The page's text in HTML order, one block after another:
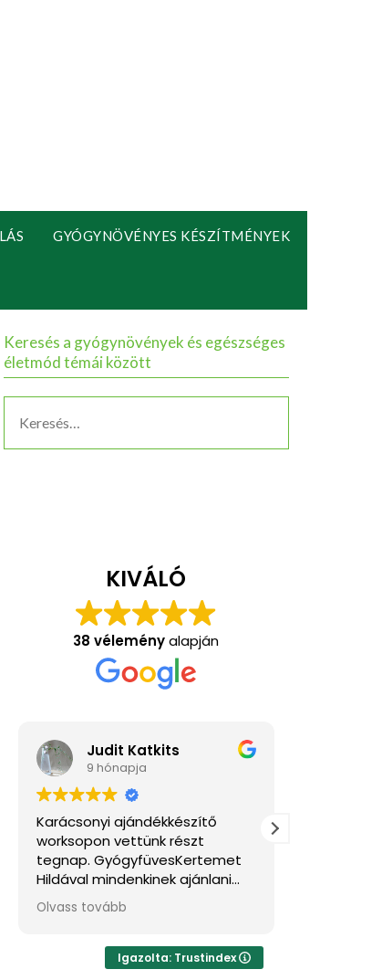
GYÓGYNÖVÉNYES KÉSZÍTMÉNYEK
Keresés a gyógynövények és egészséges
életmód témái között
KIVÁLÓ
38 véleményalapján
Judit Katkits
9 hónapja
Karácsonyi ajándékkészítő
worksopon vettünk részt
tegnap. GyógyfüvesKertemet
Hildával mindenkinek ajánlani
tudom, ha feltöltődésre,
egyben tudásra vágyik kellemes
több csillagot adni, akkor azt
Olvass tovább
Nagyon jól
Sok hasznos
Igazolta: Trustindex